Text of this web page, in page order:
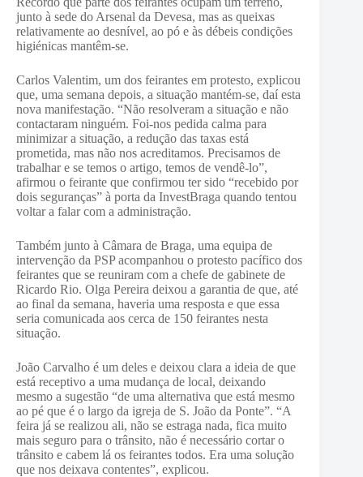
junto à sede do Arsenal da Devesa, mas as queixas
relativamente ao desnível, ao pó e às débeis condições
higiénicas mantêm-se.
Carlos Valentim, um dos feirantes em protesto, explicou
que, uma semana depois, a situação mantém-se, daí esta
nova manifestação. “Não resolveram a situação e não
contactaram ninguém. Foi-nos pedida calma para
minimizar a situação, a redução das taxas está
prometida, mas não nos acreditamos. Precisamos de
trabalhar e se temos o artigo, temos de vendê-lo”,
afirmou o feirante que confirmou ter sido “recebido por
dois seguranças” à porta da InvestBraga quando tentou
voltar a falar com a administração.
Também junto à Câmara de Braga, uma equipa de
intervenção da PSP acompanhou o protesto pacífico dos
feirantes que se reuniram com a chefe de gabinete de
Ricardo Rio. Olga Pereira deixou a garantia de que, até
ao final da semana, haveria uma resposta e que essa
seria comunicada aos cerca de 150 feirantes nesta
situação.
João Carvalho é um deles e deixou clara a ideia de que
está receptivo a uma mudança de local, deixando
mesmo a sugestão “de uma alternativa que está mesmo
ao pé que é o largo da igreja de S. João da Ponte”. “A
feira já se realizou ali, não se estraga nada, fica muito
mais seguro para o trânsito, não é necessário cortar o
trânsito e cabem lá os feirantes todos. Era uma solução
que nos deixava contentes”, explicou.